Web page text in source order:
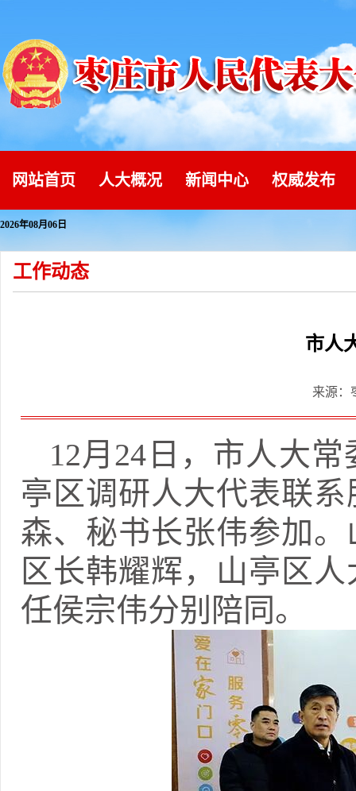
网站首页 人大概况 新闻中心 权威发布
2026年08月06日
工作动态
市人
来源：
12月24日，市人大
亭区调研人大代表联
森、秘书长张伟参加
区长韩耀辉，山亭区
任侯宗伟分别陪同。